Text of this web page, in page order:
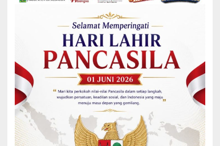
harapanya, bahwa kehadiran dapat menjadi solusi bagi
masyarakat Simalungun dan Kota Pematangsiantar.
“Kami berharap, kehadiran kami dapat menjadi solusi bagi
masyarakat Simalungun dan kota Pematangsiantar, dan kami bisa
di terima dengan baik oleh masyarakat Sumatera Utara,”sebut
Pangdam.
“Kami juga berharap pertemuan kita ini bisa terus meningkatkan
sinergi Pemerintah Kabupaten Simalungun dan Kota Pematang
Siantar dengan keluarga besar TNI Khusus nya di jajaran Pangdam
I/Bukit Barisan,”kata Pangdam menambahkan.